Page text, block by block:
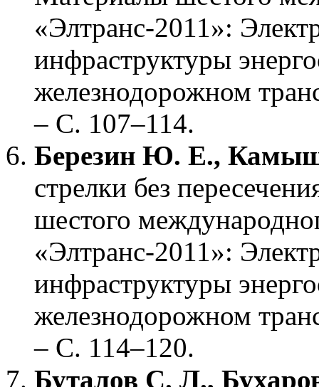
«Элтранс-2011»:
инфраструктуры
железнодорожном
– С. 107–114.
Березин Ю. Е.,
стрелки без
шестого
«Элтранс-2011»:
инфраструктуры
железнодорожном
– С. 114–120.
Буталов С. Л.,